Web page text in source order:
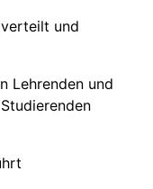
und
Lehrenden und